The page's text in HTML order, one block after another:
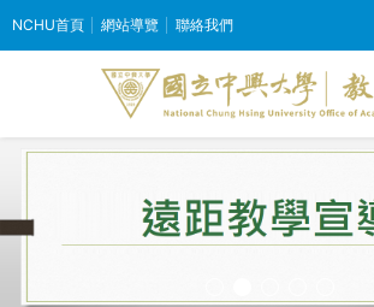
NCHU首頁 網站導覽 聯絡我們